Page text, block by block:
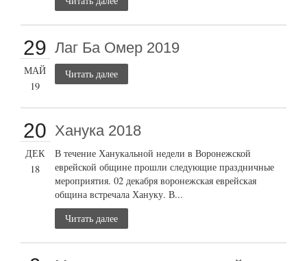
29
МАЙ
19
Лаг Ба Омер 2019
Читать далее
20
ДЕК
18
Ханука 2018
В течение Ханукальной недели в Воронежской
еврейской общине прошли следующие праздничные
мероприятия. 02 декабря воронежская еврейская
община встречала Хануку. В...
Читать далее